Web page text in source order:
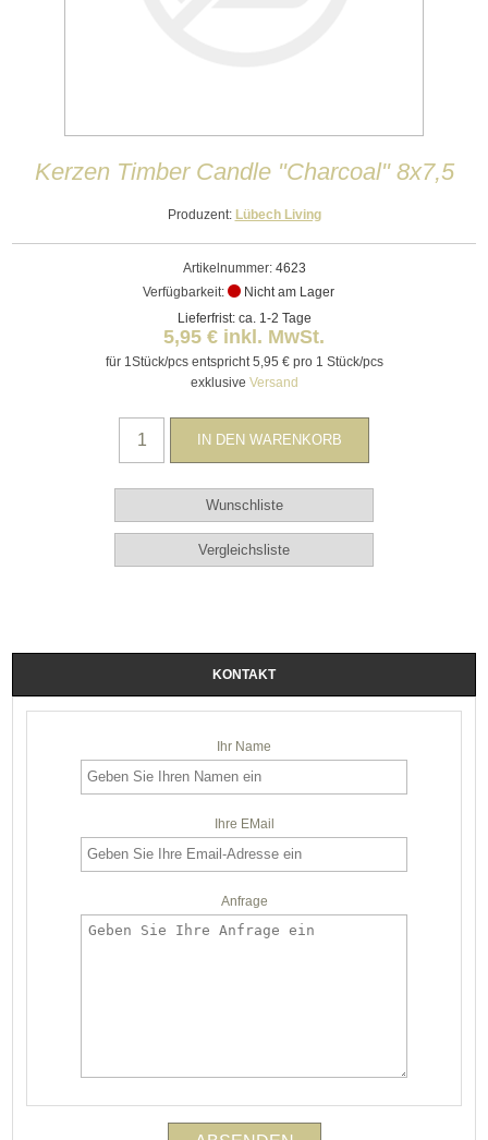
Kerzen Timber Candle "Charcoal" 8x7,5
Produzent: Lübech Living
Artikelnummer: 4623
Verfügbarkeit:
Nicht am Lager
Lieferfrist: ca. 1-2 Tage
5,95 € inkl. MwSt.
für 1Stück/pcs entspricht 5,95 € pro 1 Stück/pcs
exklusive Versand
KONTAKT
Ihr Name
Ihre EMail
Anfrage